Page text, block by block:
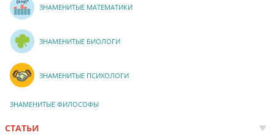
ЗНАМЕНИТЫЕ МАТЕМАТИКИ
ЗНАМЕНИТЫЕ БИОЛОГИ
ЗНАМЕНИТЫЕ ПСИХОЛОГИ
ЗНАМЕНИТЫЕ ФИЛОСОФЫ
СТАТЬИ